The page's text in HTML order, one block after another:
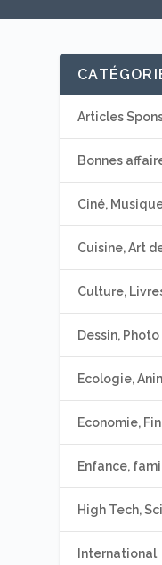
Articles
Bonnes
Ciné,
Cuisine, Art
Culture,
Dessin,
Ecologie,
Economie,
Enfance,
High Tech,
International